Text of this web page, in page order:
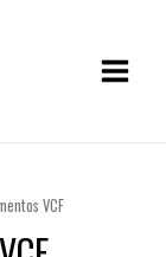
MENU
VCF